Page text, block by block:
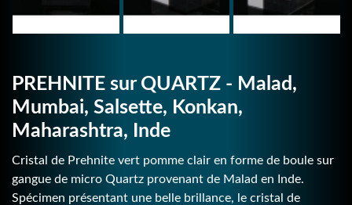
PREHNITE sur QUARTZ - Malad,
Mumbai, Salsette, Konkan,
Maharashtra, Inde
Cristal de Prehnite vert pomme clair en forme de boule sur
gangue de micro Quartz provenant de Malad en Inde.
Spécimen présentant une belle brillance, le cristal de